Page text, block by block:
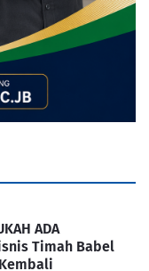
ADA
Timah Babel